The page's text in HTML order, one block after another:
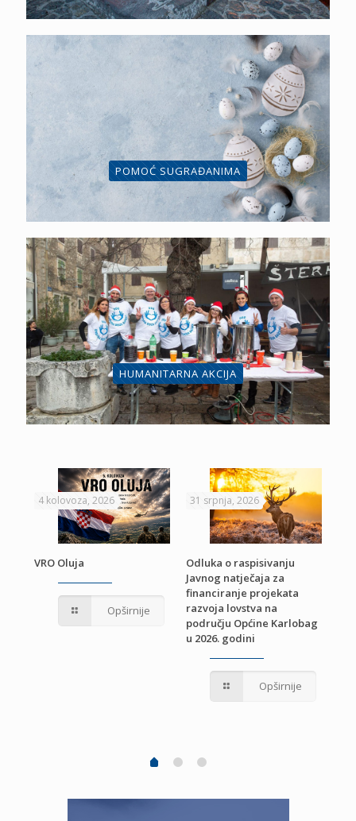
POMOĆ SUGRAĐANIMA
HUMANITARNA AKCIJA
4 kolovoza, 2026
VRO Oluja
Opširnije
31 srpnja, 2026
Odluka o raspisivanju
Javnog natječaja za
financiranje projekata
razvoja lovstva na
području Općine Karlobag
u 2026. godini
Opširnije